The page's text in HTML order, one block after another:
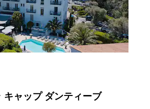
キャップ ダンティーブ